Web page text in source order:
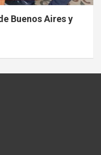
Buenos Aires y